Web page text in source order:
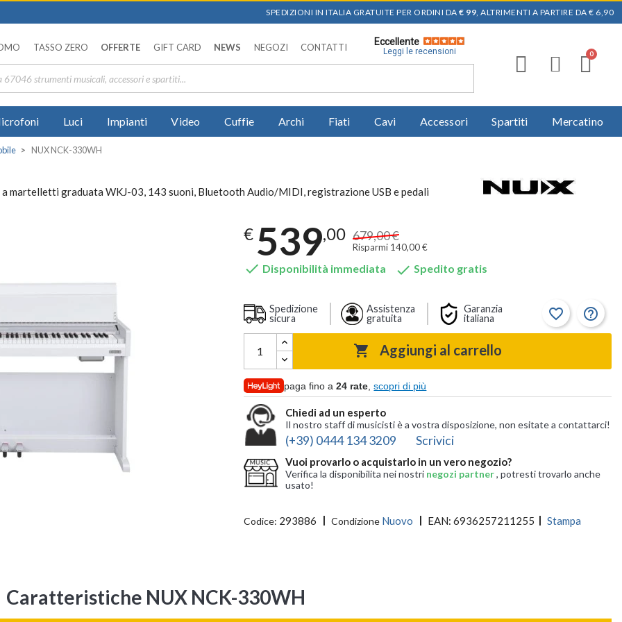
SPEDIZIONI IN ITALIA GRATUITE PER ORDINI DA € 99, ALTRIMENTI A PARTIRE DA € 6,90
TASSO ZERO OFFERTE GIFT CARD NEWS NEGOZI CONTATTI
Eccellente
Leggi le recensioni
Luci Impianti Video Cuffie Archi Fiati Cavi Accessori Spartiti Mercatino
NUX NCK-330WH
martelletti graduata WKJ-03, 143 suoni, Bluetooth Audio/MIDI, registrazione USB e pedali
€ 539,00 679,00 €
Risparmi 140,00 €
 Disponibilità immediata  Spedito gratis
Spedizione
sicura
Assistenza
gratuita
Garanzia
italiana
favorite_border help_outline
 Aggiungi al carrello
paga fino a24 rate ,scopri di più
Chiedi ad un esperto
Il nostro staff di musicisti è a vostra disposizione, non esitate a contattarci!
(+39) 0444 134 3209 Scrivici
Vuoi provarlo o acquistarlo in un vero negozio?
Verifica la disponibilita nei nostri negozi partner, potresti trovarlo anche
usato!
Codice: 293886 Condizione Nuovo EAN: 6936257211255 Stampa
Caratteristiche NUX NCK-330WH